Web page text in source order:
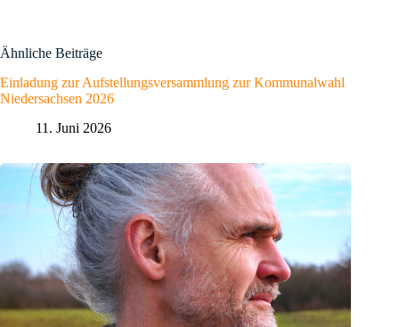
Ähnliche Beiträge
Einladung zur Aufstellungsversammlung zur Kommunalwahl
Niedersachsen 2026
11. Juni 2026